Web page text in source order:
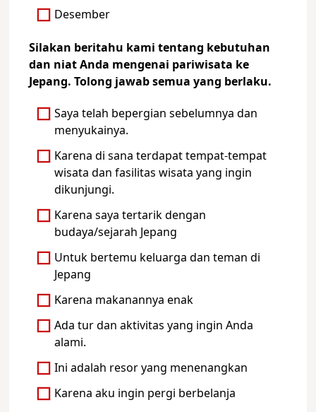
Desember
Silakan beritahu kami tentang kebutuhan
dan niat Anda mengenai pariwisata ke
Jepang. Tolong jawab semua yang berlaku.
Saya telah bepergian sebelumnya dan
menyukainya.
Karena di sana terdapat tempat-tempat
wisata dan fasilitas wisata yang ingin
dikunjungi.
Karena saya tertarik dengan
budaya/sejarah Jepang
Untuk bertemu keluarga dan teman di
Jepang
Karena makanannya enak
Ada tur dan aktivitas yang ingin Anda
alami.
Ini adalah resor yang menenangkan
Karena aku ingin pergi berbelanja